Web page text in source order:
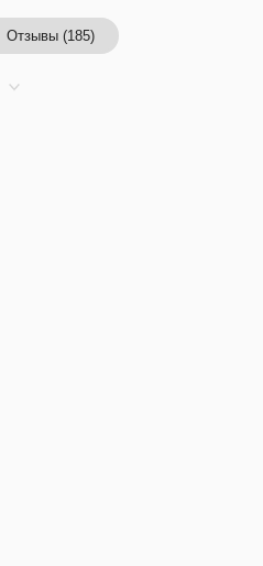
Отзывы (185)